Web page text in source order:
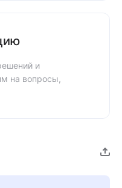
и
на вопросы,